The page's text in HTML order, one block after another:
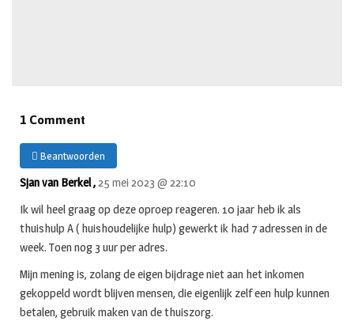
1 Comment
Beantwoorden
Sjan van Berkel ,25 mei 2023 @ 22:10
Ik wil heel graag op deze oproep reageren. 10 jaar heb ik als
thuishulp A ( huishoudelijke hulp) gewerkt ik had 7 adressen in de
week. Toen nog 3 uur per adres.
Mijn mening is, zolang de eigen bijdrage niet aan het inkomen
gekoppeld wordt blijven mensen, die eigenlijk zelf een hulp kunnen
betalen, gebruik maken van de thuiszorg.